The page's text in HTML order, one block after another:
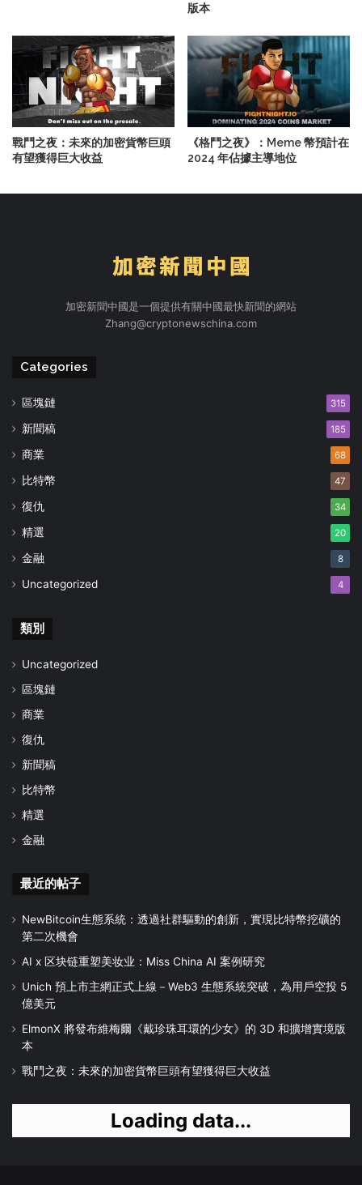
版本
戰鬥之夜：未來的加密貨幣巨頭
有望獲得巨大收益
《格鬥之夜》：Meme 幣預計在
2024 年佔據主導地位
加密新聞中國是一個提供有關中國最快新聞的網站
Zhang@cryptonewschina.com
Categories
區塊鏈 315
新聞稿 185
商業 68
比特幣 47
復仇 34
精選 20
金融 8
Uncategorized 4
類別
Uncategorized
區塊鏈
商業
復仇
新聞稿
比特幣
精選
金融
最近的帖子
NewBitcoin生態系統：透過社群驅動的創新，實現比特幣挖礦的
第二次機會
AI x 区块链重塑美妆业：Miss China AI 案例研究
Unich 預上市主網正式上線－Web3 生態系統突破，為用戶空投 5
億美元
ElmonX 將發布維梅爾《戴珍珠耳環的少女》的 3D 和擴增實境版
本
戰鬥之夜：未來的加密貨幣巨頭有望獲得巨大收益
Loading data...